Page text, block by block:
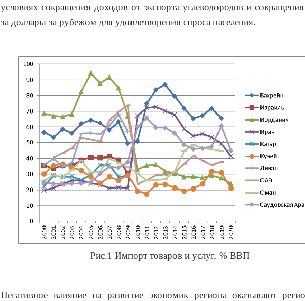
условиях сокращения доходов от экспорта углеводородов и
за доллары за рубежом для удовлетворения спроса населения.
Рис.1 Импорт товаров и услуг, % ВВП
Негативное влияние на развитие экономик региона оказывают